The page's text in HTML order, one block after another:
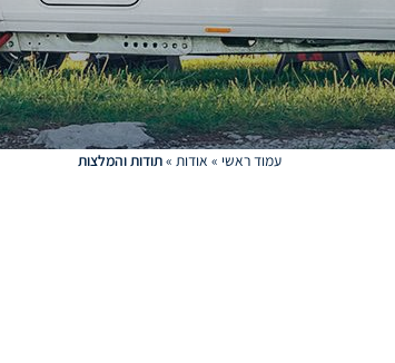
עמוד ראשי » אודות »תודות והמלצות